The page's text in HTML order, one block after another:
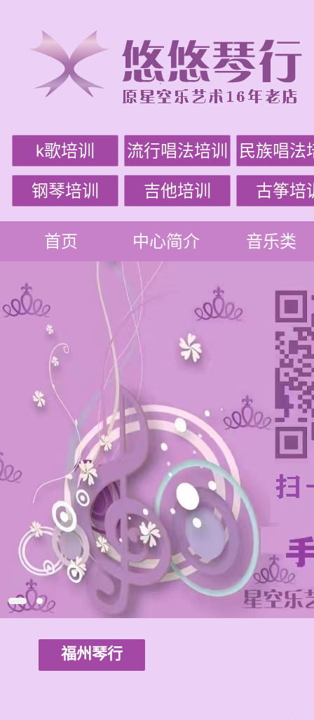
k歌培训 流行唱法培训 民族唱法
钢琴培训 吉他培训 古筝培
首页 中心简介 音乐类
福州琴行